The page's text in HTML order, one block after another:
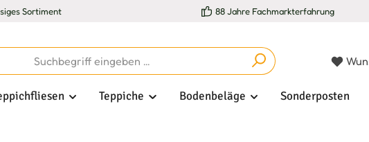
Sortiment 88 Jahre Fachmarkterfahrung
Teppiche Bodenbeläge Sonderposten